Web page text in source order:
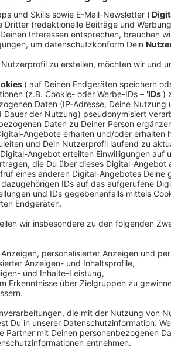
1875 (+2) Patienten sind inzwischen
(Die nächsten Zahlen werden am
Anzeige
Weitere Infos der Krisenstäbe:
Anzeige
* Notfall-Szenario: Für den Fall eines
Gespräch zwischen Bund und Ländern
festgelegt. Dieses greift, wenn mehr als
auf 100.000 Einwohner auftreten. Dann
Beschränkungskonzept vorgelegt
umgerechnet auf besagte Gleichung,
Einwohnern bei 2.
* Corona-Einreiseverordnung: Für
ihrer Wiedereinreise in Deutschland zwei
immer die Einstufung des Landes am
tagesaktuelle Liste der vom Robert-